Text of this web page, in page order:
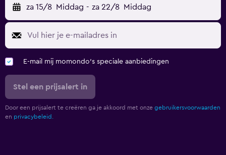
za 15/8 Middag - za 22/8 Middag
E-mail mij momondo's speciale aanbiedingen
Stel een prijsalert in
Door een prijsalert te creëren ga je akkoord met onze gebruikersvoorwaarden
en privacybeleid.